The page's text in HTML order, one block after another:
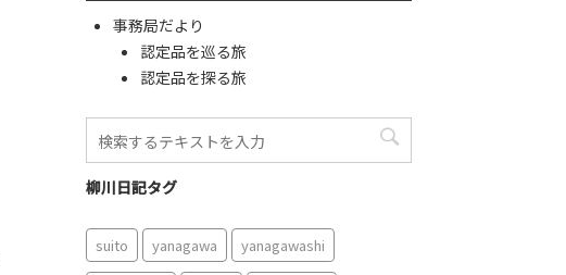
事務局だより
認定品を巡る旅
認定品を探る旅
柳川日記タグ
suito yanagawa yanagawashi